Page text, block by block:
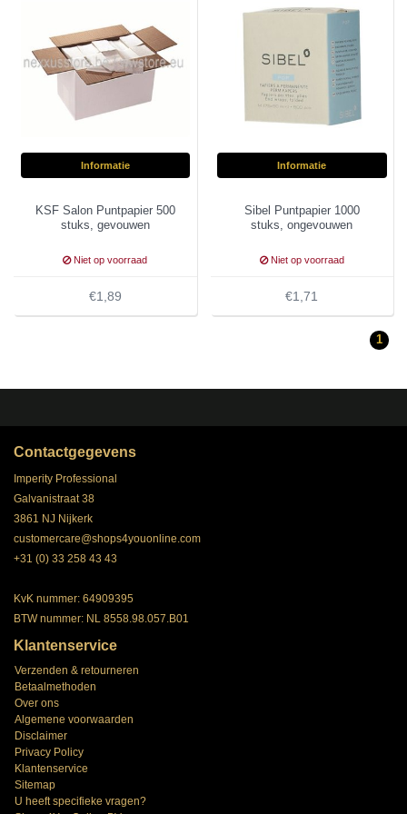
Informatie
KSF Salon Puntpapier 500
stuks, gevouwen
Niet op voorraad
€1,89
Informatie
Sibel Puntpapier 1000
stuks, ongevouwen
Niet op voorraad
€1,71
1
Contactgegevens
Imperity Professional
Galvanistraat 38
3861 NJ Nijkerk
customercare@shops4youonline.com
+31 (0) 33 258 43 43
KvK nummer: 64909395
BTW nummer: NL 8558.98.057.B01
Klantenservice
Verzenden & retourneren
Betaalmethoden
Over ons
Algemene voorwaarden
Disclaimer
Privacy Policy
Klantenservice
Sitemap
U heeft specifieke vragen?